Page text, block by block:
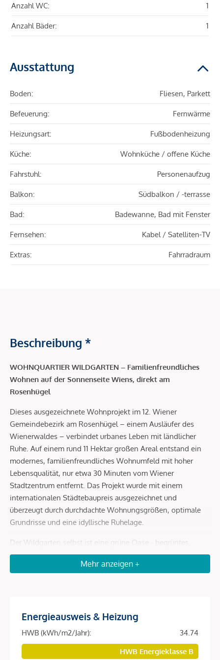
Anzahl WC: 1
Anzahl Bäder: 1
Ausstattung
Boden: Fliesen, Parkett
Befeuerung: Fernwärme
Heizungsart: Fußbodenheizung
Küche: Wohnküche / offene Küche
Fahrstuhl: Personenaufzug
Balkon: Südbalkon / -terrasse
Bad: Badewanne, Bad mit Fenster
Fernsehen: Kabel / Satelliten-TV
Extras: Fahrradraum
Beschreibung *
WOHNQUARTIER WILDGARTEN – Familienfreundliches
Wohnen auf der Sonnenseite Wiens, direkt am
Rosenhügel
Dieses ausgezeichnete Wohnprojekt im 12. Wiener
Gemeindebezirk am Rosenhügel – einem Ausläufer des
Wienerwaldes – verbindet urbanes Leben mit ländlicher
Ruhe. Auf einem rund 11 Hektar großen Areal entstand ein
modernes, familienfreundliches Wohnumfeld mit hoher
Lebensqualität, nur etwa 30 Minuten vom Wiener
Stadtzentrum entfernt. Das Projekt wurde mit einem
internationalen Städtebaupreis ausgezeichnet und
überzeugt durch durchdachte Wohnungsgrößen, optimale
Grundrisse und eine idyllische Ruhelage.
Der Wildgarten selbst ist eine grüne Oase - begrüntes,
modernes Wohnareal: liebevoll gestaltet, naturnah und
ideal zum Entspannen, Abschalten und Genießen – ein
Die Wohnung selbst befindet sich in der 2. Etage und
verfügt über einen hellen Wohnraum mit Küche, zwei
getrennt begehbare Schlafzimmer, ein Badezimmer mit
Badewanne und Waschmaschinenanschluss, eine separate
Mehr anzeigen +
Energieausweis & Heizung
HWB (kWh/m2/Jahr):
34.74
HWB Energieklasse B